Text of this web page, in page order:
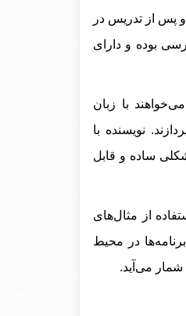
و پس از تدریس در
بوده و دارای
با زبان
نویسنده با
ساده و قابل
از مثال‌های
در محیط